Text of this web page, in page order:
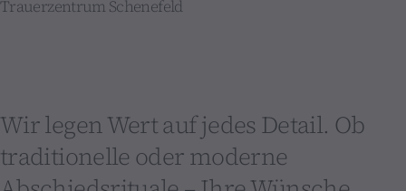
Trauerzentrum Schenefeld
Wir legen Wert auf jedes Detail. Ob
traditionelle oder moderne